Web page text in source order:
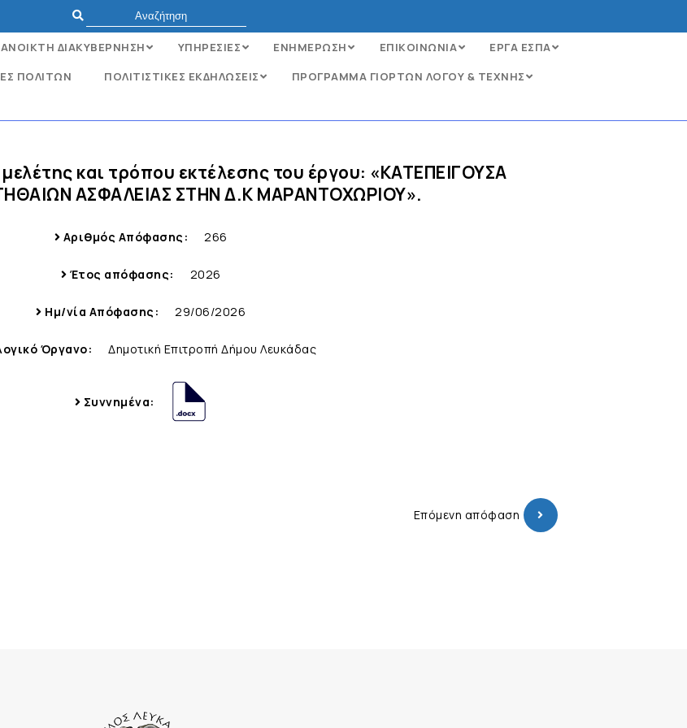
ΑΝΟΙΚΤΗ ΔΙΑΚΥΒΕΡΝΗΣΗ ΥΠΗΡΕΣΙΕΣ ΕΝΗΜΕΡΩΣΗ ΕΠΙΚΟΙΝΩΝΙΑ
ΕΡΓΑ ΕΣΠΑ
ΠΟΛΙΤΏΝ ΠΟΛΙΤΙΣΤΙΚΕΣ ΕΚΔΗΛΩΣΕΙΣ
ΠΡΟΓΡΑΜΜΑ ΓΙΟΡΤΩΝ ΛΟΓΟΥ & ΤΕΧΝΗΣ
και τρόπου εκτέλεσης του έργου: «ΚΑΤΕΠΕΙΓΟΥΣΑ
ΑΣΦΑΛΕΙΑΣ ΣΤΗΝ Δ.Κ ΜΑΡΑΝΤΟΧΩΡΙΟΥ».
Αριθμός Απόφασης: 266
Έτος απόφασης: 2026
Ημ/νία Απόφασης: 29/06/2026
Όργανο: Δημοτική Επιτροπή Δήμου Λευκάδας
Συννημένα:
Επόμενη απόφαση